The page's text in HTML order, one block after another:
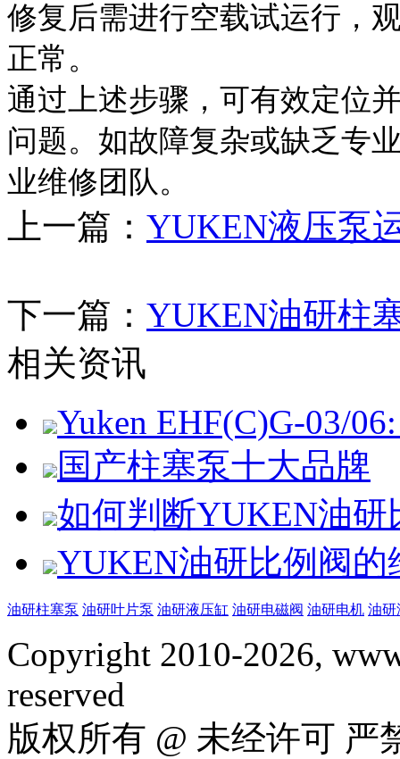
修复后需进行空载试运行，
正常。
通过上述步骤，可有效定位
问题。如故障复杂或缺乏专
业维修团队。
上一篇： YUKEN液压泵
下一篇： YUKEN油研柱
相关资讯
Yuken EHF(C)G-03/
国产柱塞泵十大品牌
如何判断YUKEN油
YUKEN油研比例阀的
油研柱塞泵 油研叶片泵 油研液压缸 油研电磁阀 油研电机 油研
Copyright 2010-2026,
reserved
版权所有 @ 未经许可 严